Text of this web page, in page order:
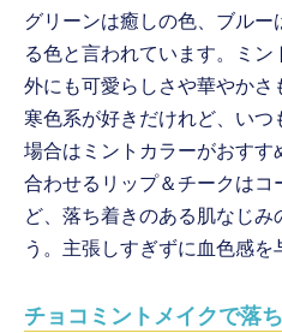
グリーンは癒しの色、ブルー
る色と言われています。ミ
外にも可愛らしさや華やかさ
寒色系が好きだけれど、い
場合はミントカラーがおすす
合わせるリップ＆チークはコ
ど、落ち着きのある肌なじみ
う。主張しすぎずに血色感を
チョコミントメイクで落